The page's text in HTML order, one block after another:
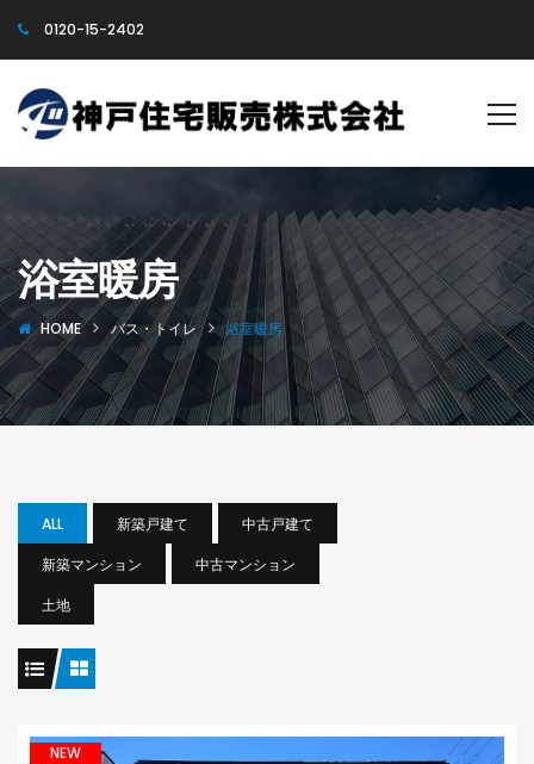
0120-15-2402
浴室暖房
HOME バス・トイレ 浴室暖房
ALL 新築戸建て
中古戸建て
新築マンション
中古マンション
土地
NEW